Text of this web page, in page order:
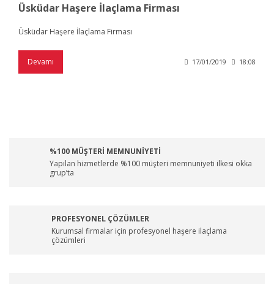
Üsküdar Haşere İlaçlama Firması
Üsküdar Haşere İlaçlama Firması
Devamı 17/01/2019 18:08
%100 MÜŞTERİ MEMNUNİYETİ
Yapılan hizmetlerde %100 müşteri memnuniyeti ilkesi okka
grup’ta
PROFESYONEL ÇÖZÜMLER
Kurumsal firmalar için profesyonel haşere ilaçlama
çözümleri